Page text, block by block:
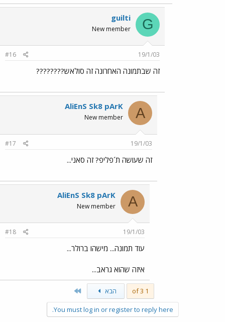
G
guilti
New member
19/1/03
#16
זה שבתמונה האחרונה זה סולאש????????
A
AliEnS Sk8 pArK
New member
19/1/03
#17
זה שעושה ת´פליפ? זה סאני...
A
AliEnS Sk8 pArK
New member
19/1/03
#18
עוד תמונה... מישהו ברולר...
איזה שהוא גראב...
1 of 3 הבא
You must log in or register to reply here.